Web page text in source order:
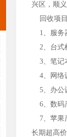
兴区，顺
回收项目
1、服务
2、台式
3、笔记
4、网络
5、办公
6、数码
7、苹果
长期超高